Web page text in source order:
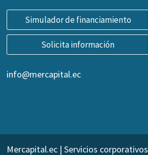
Simulador de financiamiento
Solicita información
info@mercapital.ec
Mercapital.ec | Servicios corporativos